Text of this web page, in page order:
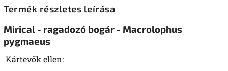
Termék részletes leírása
Mirical - ragadozó bogár - Macrolophus
pygmaeus
Kártevők ellen: